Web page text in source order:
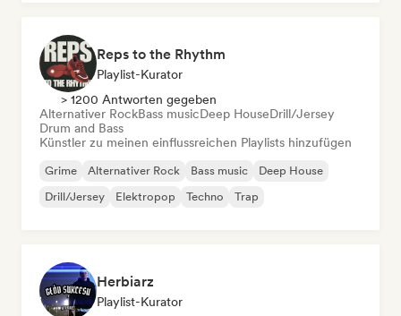
Reps to the Rhythm
Playlist-Kurator
> 1200 Antworten gegeben
Alternativer RockBass musicDeep HouseDrill/Jersey
Drum and Bass
Künstler zu meinen einflussreichen Playlists hinzufügen
Grime Alternativer Rock Bass music
Deep House
Drill/Jersey
Elektropop Techno Trap
Herbiarz
Playlist-Kurator